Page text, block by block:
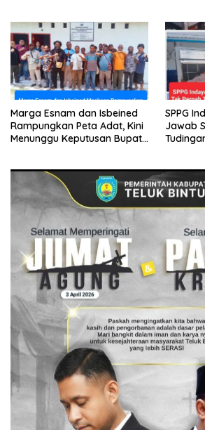
Marga Esnam dan Isbeined
Rampungkan Peta Adat, Kini
Menunggu Keputusan Bupati
SPPG
Jawab